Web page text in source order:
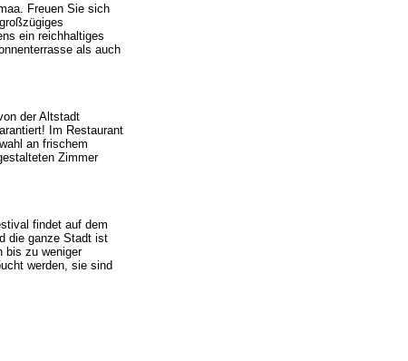
Freuen Sie sich
ein reichhaltiges
als auch
der Altstadt
Im Restaurant
an frischem
Zimmer
findet auf dem
die ganze Stadt ist
bis zu weniger
werden, sie sind